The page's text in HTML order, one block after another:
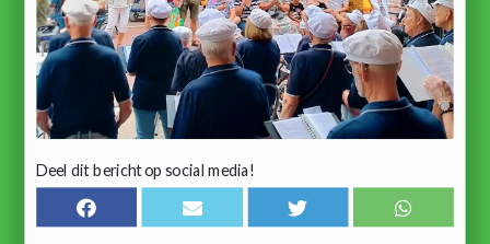
Deel dit bericht op social media!